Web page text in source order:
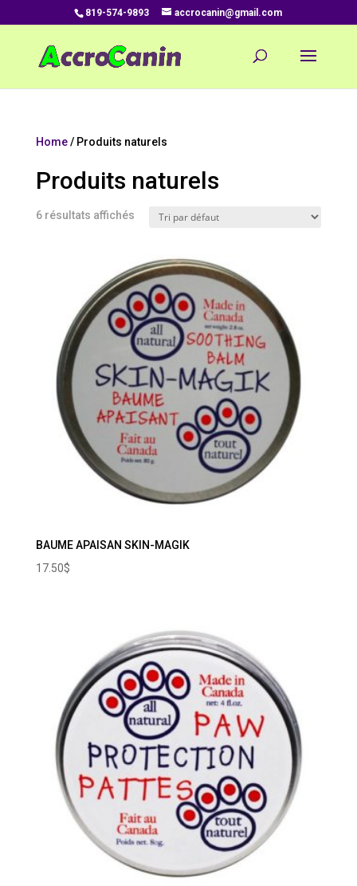
819-574-9893 accrocanin@gmail.com
Home/ Produits naturels
Produits naturels
6 résultats affichés
BAUME APAISAN SKIN-MAGIK
17.50$